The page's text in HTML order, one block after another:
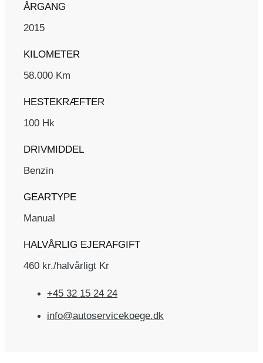
ÅRGANG
2015
KILOMETER
58.000 Km
HESTEKRÆFTER
100 Hk
DRIVMIDDEL
Benzin
GEARTYPE
Manual
HALVÅRLIG EJERAFGIFT
460 kr./halvårligt Kr
+45 32 15 24 24
info@autoservicekoege.dk